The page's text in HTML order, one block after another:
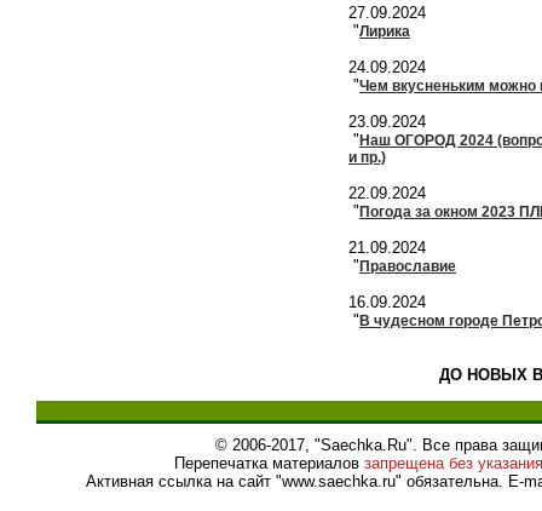
27.09.2024
"Лирика
24.09.2024
"Чем вкусненьким можно
23.09.2024
" Наш ОГОРОД 2024
и пр.)
22.09.2024
" Погода за окном 2023
21.09.2024
" Православие
16.09.2024
" В чудесном городе
ДО НОВЫХ
© 2006-2017, "Saechka.Ru". Все права
Перепечатка материалов запрещена без указания
Активная ссылка на сайт "www.saechka.ru" обязательна. E-